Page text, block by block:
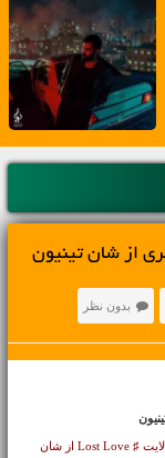
بدون نظر
عاشقان و طرفداران آهنگ بی کلام و آرامش بخش! آهنگ لایت ♯ Lost Love از شان